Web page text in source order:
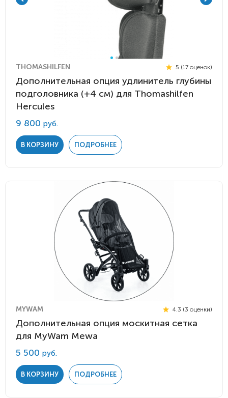
THOMASHILFEN 5 (17 оценок)
Дополнительная опция удлинитель глубины
подголовника (+4 см) для Thomashilfen
Hercules
9 800 руб.
В КОРЗИНУ ПОДРОБНЕЕ
MYWAM 4.3 (3 оценки)
Дополнительная опция москитная сетка
для MyWam Mewa
5 500 руб.
В КОРЗИНУ ПОДРОБНЕЕ